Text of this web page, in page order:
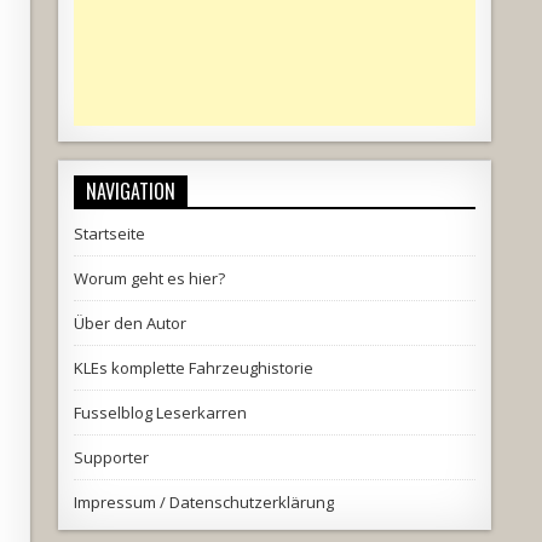
NAVIGATION
Startseite
Worum geht es hier?
Über den Autor
KLEs komplette Fahrzeughistorie
Fusselblog Leserkarren
Supporter
Impressum / Datenschutzerklärung